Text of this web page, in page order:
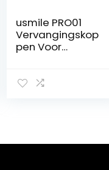
usmile PRO01
Vervangingskop
pen Voor
Tandenborstel
opzetborstels